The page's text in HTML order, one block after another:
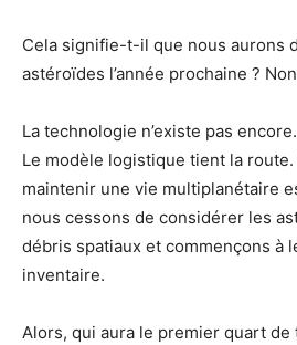
Cela signifie-t-il que nous aurons
astéroïdes l’année prochaine ?
La technologie n’existe pas
Le modèle logistique tient la
maintenir une vie multiplanétaire
nous cessons de considérer les
débris spatiaux et commençons à
inventaire.
Alors, qui aura le premier quart de